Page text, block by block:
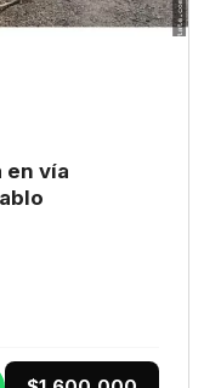
en vía